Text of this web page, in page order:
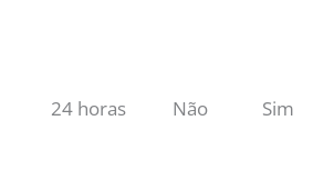
24 horas Não Sim